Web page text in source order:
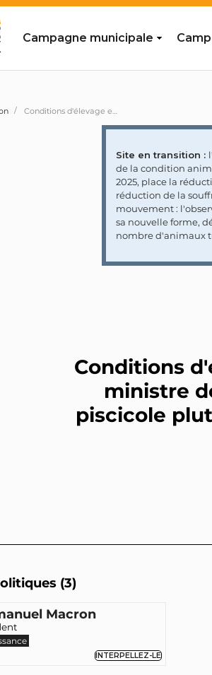
Campagne municipale
Conditions d'élevage et d'abattage des poissons : le ministre de l'agriculture s'en remet à la filière piscicole plutôt que de renforcer la réglementation
Site en transition :
de la condition
2025, place la
réduction de la
mouvement :
sa nouvelle forme,
nombre d'animaux
Conditions
ministre
piscicole
(3)
Macron
INTERPELLEZ-LE